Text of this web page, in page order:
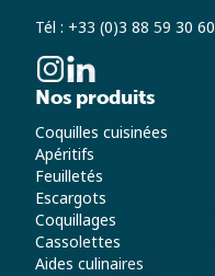
Tél : +33 (0)3 88 59 30 60
Nos produits
Coquilles cuisinées
Apéritifs
Feuilletés
Escargots
Coquillages
Cassolettes
Aides culinaires